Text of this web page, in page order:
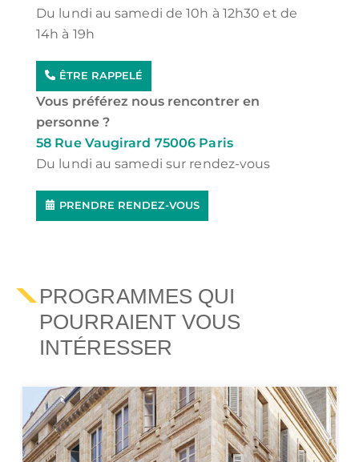
Du lundi au samedi de 10h à 12h30 et de
14h à 19h
ÊTRE RAPPELÉ
Vous préférez nous rencontrer en
personne ?
58 Rue Vaugirard 75006 Paris
Du lundi au samedi sur rendez-vous
PRENDRE RENDEZ-VOUS
PROGRAMMES QUI
POURRAIENT VOUS
INTÉRESSER